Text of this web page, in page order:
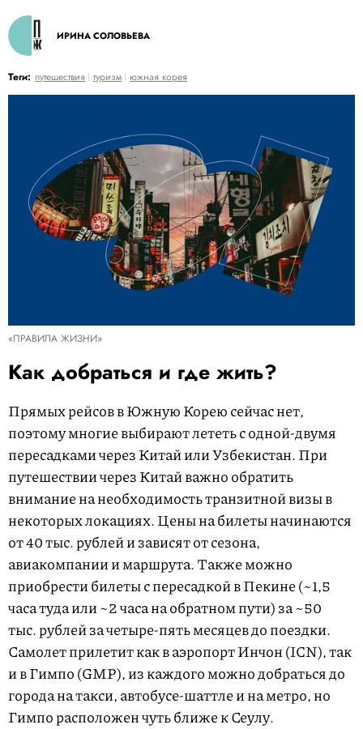
ИРИНА СОЛОВЬЕВА
Теги: путешествия туризм южная корея
«ПРАВИЛА ЖИЗНИ»
Как добраться и где жить?
Прямых рейсов в Южную Корею сейчас нет,
поэтому многие выбирают лететь с одной-двумя
пересадками через Китай или Узбекистан. При
путешествии через Китай важно обратить
внимание на необходимость транзитной визы в
некоторых локациях. Цены на билеты начинаются
от 40 тыс. рублей и зависят от сезона,
авиакомпании и маршрута. Также можно
приобрести билеты с пересадкой в Пекине (~1,5
часа туда или ~2 часа на обратном пути) за ~50
тыс. рублей за четыре-пять месяцев до поездки.
Самолет прилетит как в аэропорт Инчон (ICN), так
и в Гимпо (GMP), из каждого можно добраться до
города на такси, автобусе-шаттле и на метро, но
Гимпо расположен чуть ближе к Сеулу.